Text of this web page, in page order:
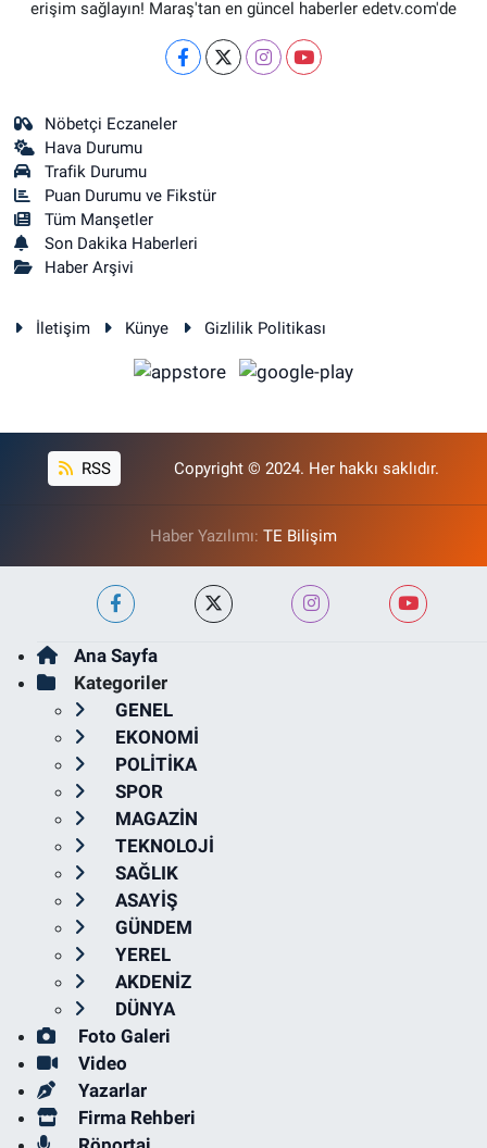
erişim sağlayın! Maraş'tan en güncel haberler edetv.com'de
Nöbetçi Eczaneler
Hava Durumu
Trafik Durumu
Puan Durumu ve Fikstür
Tüm Manşetler
Son Dakika Haberleri
Haber Arşivi
İletişim Künye Gizlilik Politikası
RSS Copyright © 2024. Her hakkı saklıdır.
Haber Yazılımı: TE Bilişim
Ana Sayfa
Kategoriler
GENEL
EKONOMİ
POLİTİKA
SPOR
MAGAZİN
TEKNOLOJİ
SAĞLIK
ASAYİŞ
GÜNDEM
YEREL
AKDENİZ
DÜNYA
Foto Galeri
Video
Yazarlar
Firma Rehberi